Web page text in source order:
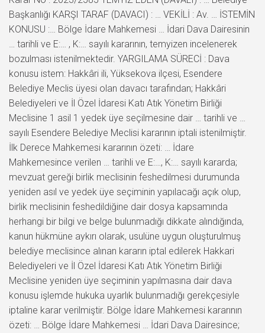
Başkanlığı KARŞI TARAF (DAVACI) : … VEKİLİ : Av. … İSTEMİN
KONUSU :… Bölge İdare Mahkemesi … İdari Dava Dairesinin
… tarihli ve E:… , K:… sayılı kararının, temyizen incelenerek
bozulması istenilmektedir. YARGILAMA SÜRECİ : Dava
konusu istem: Hakkâri ili, Yüksekova ilçesi, Esendere
Belediye Meclis üyesi olan davacı tarafından; Hakkâri
Belediyeleri ve İl Özel İdaresi Katı Atık Yönetim Birliği
Meclisine 1 asil 1 yedek üye seçilmesine dair … tarihli ve …
sayılı Esendere Belediye Meclisi kararının iptali istenilmiştir.
İlk Derece Mahkemesi kararının özeti: … İdare
Mahkemesince verilen … tarihli ve E:…, K:… sayılı kararda;
mevzuat gereği birlik meclisinin feshedilmesi durumunda
yeniden asıl ve yedek üye seçiminin yapılacağı açık olup,
birlik meclisinin feshedildiğine dair dosya kapsamında
herhangi bir bilgi ve belge bulunmadığı dikkate alındığında,
kanun hükmüne aykırı olarak, usulüne uygun oluşturulmuş
belediye meclisince alınan kararın iptal edilerek Hakkari
Belediyeleri ve İl Özel İdaresi Katı Atık Yönetim Birliği
Meclisine yeniden üye seçiminin yapılmasına dair dava
konusu işlemde hukuka uyarlık bulunmadığı gerekçesiyle
iptaline karar verilmiştir. Bölge İdare Mahkemesi kararının
özeti: … Bölge İdare Mahkemesi … İdari Dava Dairesince;